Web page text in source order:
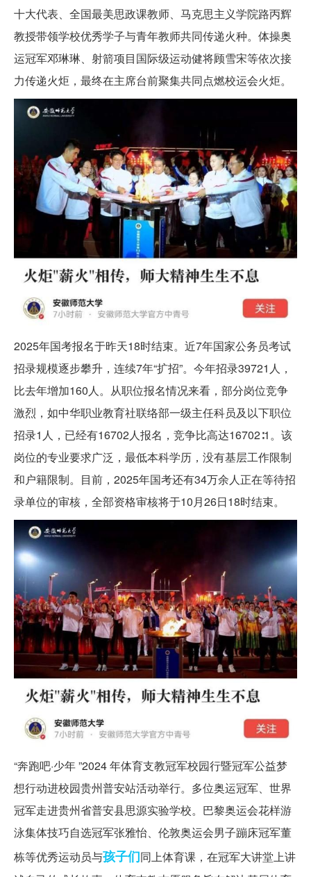
十大代表、全国最美思政课教师、马克思主义学院路丙辉
教授带领学校优秀学子与青年教师共同传递火种。体操奥
运冠军邓琳琳、射箭项目国际级运动健将顾雪宋等依次接
力传递火炬，最终在主席台前聚集共同点燃校运会火炬。
2025年国考报名于昨天18时结束。近7年国家公务员考试
招录规模逐步攀升，连续7年“扩招”。今年招录39721人，
比去年增加160人。从职位报名情况来看，部分岗位竞争
激烈，如中华职业教育社联络部一级主任科员及以下职位
招录1人，已经有16702人报名，竞争比高达16702∶1。该
岗位的专业要求广泛，最低本科学历，没有基层工作限制
和户籍限制。目前，2025年国考还有34万余人正在等待招
录单位的审核，全部资格审核将于10月26日18时结束。
“奔跑吧·少年 ”2024 年体育支教冠军校园行暨冠军公益梦
想行动进校园贵州普安站活动举行。多位奥运冠军、世界
冠军走进贵州省普安县思源实验学校。巴黎奥运会花样游
泳集体技巧自选冠军张雅怡、伦敦奥运会男子蹦床冠军董
栋等优秀运动员与孩子们同上体育课，在冠军大讲堂上讲